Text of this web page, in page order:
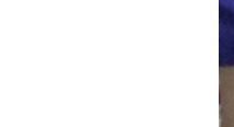
EXTERNE
Um Inhalte von